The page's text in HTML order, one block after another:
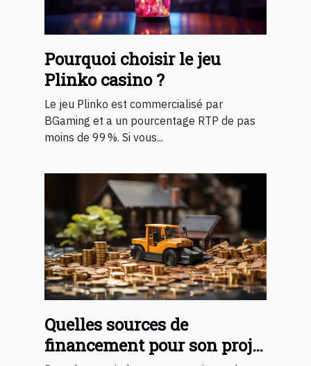
Pourquoi choisir le jeu
Plinko casino ?
Le jeu Plinko est commercialisé par
BGaming et a un pourcentage RTP de pas
moins de 99 %. Si vous...
Quelles sources de
financement pour son projet